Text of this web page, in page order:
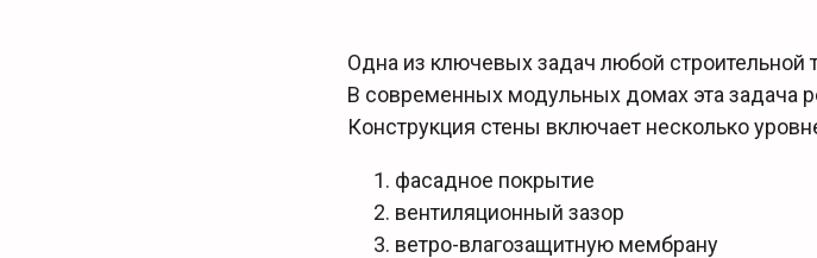
Одна из ключевых задач любой строительной
В современных модульных домах эта задача
Конструкция стены включает несколько
фасадное покрытие
вентиляционный зазор
ветро-влагозащитную мембрану